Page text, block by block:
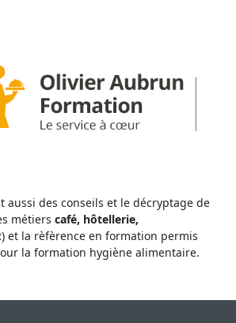
aussi des conseils et le décryptage de
métiers café, hôtellerie,
et la rèfèrence en formation permis
la formation hygiène alimentaire.